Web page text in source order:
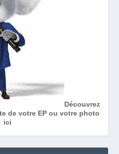
Découvrez
de votre EP ou votre photo
ici